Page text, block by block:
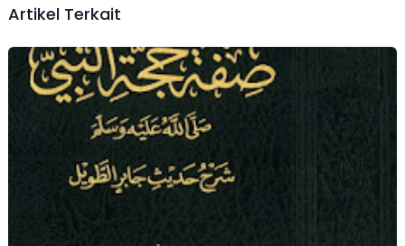
Artikel Terkait